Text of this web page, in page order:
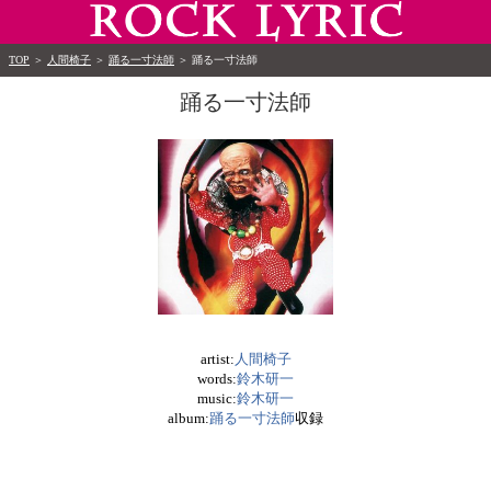
TOP ＞ 人間椅子 ＞ 踊る一寸法師 ＞ 踊る一寸法師
踊る一寸法師
artist: 人間椅子
words:鈴木研一
music:鈴木研一
album:踊る一寸法師収録